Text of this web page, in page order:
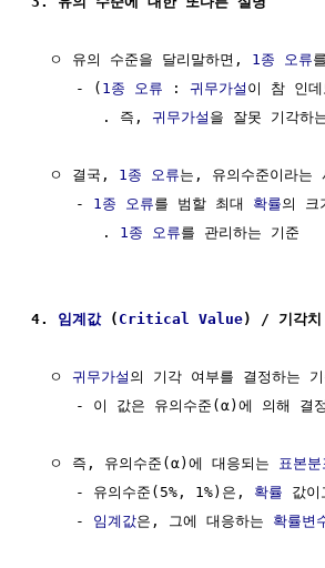
  ㅇ 유의 수준을 달리말하면,
1종 오류
     - (
1종 오류 : 귀무가설 이 참 인데
        . 즉,
귀무가설 을 잘못 기각하
  ㅇ 결국,
1종 오류는, 유의수준이라는
     -
1종 오류를 범할 최대 확률의 크
        .
1종 오류를 관리하는 기준
4. 임계값 ( Critical Value) / 기각
  ㅇ
귀무가설 의 기각 여부를 결정
- 이 값은 유의수준(α)에 의해 결
  ㅇ 즉, 유의수준(α)에 대응되는
표본분
     - 유의수준(5%, 1%)은,
확률 값
     -
임계값은, 그에 대응하는 확률변